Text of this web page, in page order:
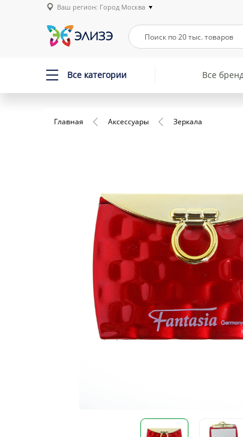
Ваш регион: Город Москва
Все категории Все
Главная Аксессуары Зеркала